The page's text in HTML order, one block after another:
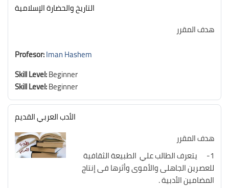
التاريخ والحضارة الإسلامية
هدف المقرر
Profesor:Iman Hashem
Skill Level:Beginner
Skill Level:Beginner
الأدب العربي القديم
هدف المقرر
1- يتعرف الطالب علي الطبيعة الثقافية
للعصرين الجاهلى والأموى وأثرها فى إنتاج
المضامين الأدبية .